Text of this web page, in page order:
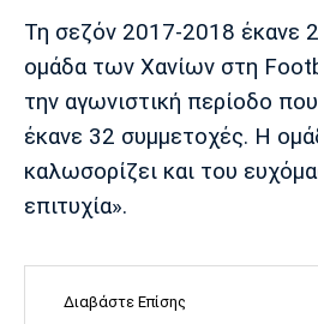
Ίντερ Μίλαν
Μπορούσια
Παρί Σεν
Τη σεζόν 2017-2018 έκανε
ομάδα των Χανίων στη
την αγωνιστική περίοδο
έκανε 32 συμμετοχές. Η
καλωσορίζει και του
επιτυχία».
Διαβάστε Επίσης